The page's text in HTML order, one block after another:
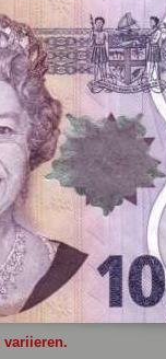
variieren.